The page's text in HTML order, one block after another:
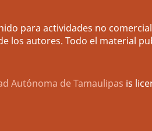
para actividades no
los autores. Todo el material
Autónoma de Tamaulipas is